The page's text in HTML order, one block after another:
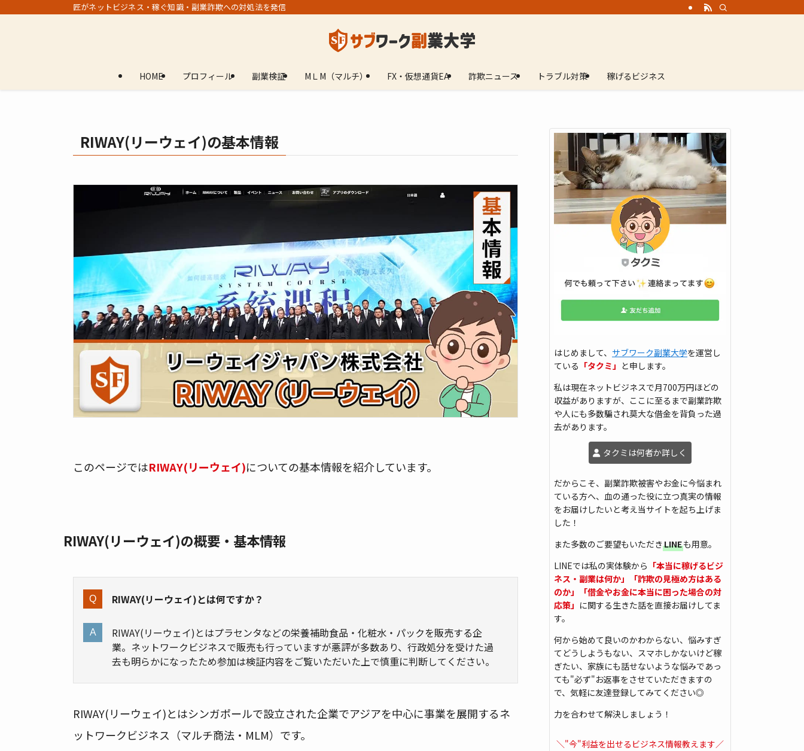
匠がネットビジネス・稼ぐ知識・副業詐欺への対処法を発信
HOME プロフィール 副業検証 МＬМ（マルチ） FX・仮想通貨EA 詐欺ニュース トラブル対策 稼げるビジネス
RIWAY(リーウェイ)の基本情報
このページではRIWAY(リーウェイ)についての基本情報を紹介しています。
RIWAY(リーウェイ)の概要・基本情報
RIWAY(リーウェイ)とは何ですか？
RIWAY(リーウェイ)とはプラセンタなどの栄養補助食品・化粧水・パックを販売する企
業。ネットワークビジネスで販売も行っていますが悪評が多数あり、行政処分を受けた過
去も明らかになったため参加は検証内容をご覧いただいた上で慎重に判断してください。
RIWAY(リーウェイ)とはシンガポールで設立された企業でアジアを中心に事業を展開するネ
ットワークビジネス（マルチ商法・MLM）です。
はじめまして、 サブワーク副業大学を運営し
ている 「タクミ」 と申します。
私は現在ネットビジネスで月700万円ほどの
収益がありますが、ここに至るまで副業詐欺
や人にも多数騙され莫大な借金を背負った過
去があります。
タクミは何者か詳しく
だからこそ、副業詐欺被害やお金に今悩まれ
ている方へ、血の通った役に立つ真実の情報
をお届けしたいと考え当サイトを起ち上げま
した！
また多数のご要望もいただき LINEも用意。
LINEでは私の実体験から 「本当に稼げるビジ
ネス・副業は何か」「詐欺の見極め方はある
のか」「借金やお金に本当に困った場合の対
応策」 に関する生きた話を直接お届けしてま
す。
何から始めて良いのかわからない、悩みすぎ
てどうしようもない、スマホしかないけど稼
ぎたい、家族にも話せないような悩みであっ
ても"必ず"お返事をさせていただきますの
で、気軽に友達登録してみてください◎
力を合わせて解決しましょう！
＼"今"利益を出せるビジネス情報教えます／